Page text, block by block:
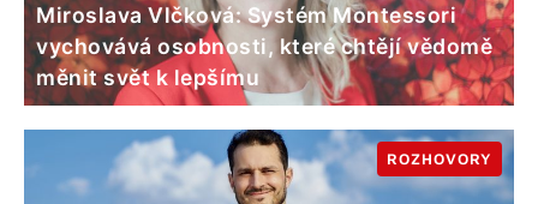
Miroslava Vlčková: Systém Montessori
vychovává osobnosti, které chtějí vědomě
měnit svět k lepšímu
ROZHOVORY